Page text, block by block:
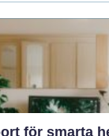
för smarta